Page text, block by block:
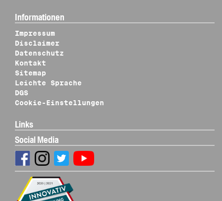
Informationen
Impressum
Disclaimer
Datenschutz
Kontakt
Sitemap
Leichte Sprache
DGS
Cookie-Einstellungen
Links
Social Media